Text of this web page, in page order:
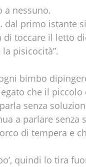
a nessuno.
dal primo istante
toccare il letto
pisicocità”.
bimbo
che il piccolo
senza
a parlare senza
di tempera e
quindi lo tira